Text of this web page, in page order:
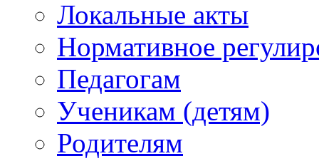
Локальные акты
Нормативное
Педагогам
Ученикам (детям)
Родителям